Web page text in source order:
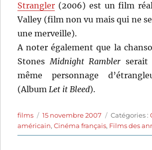
Strangler (2006) est un film
Valley (film non vu mais qui ne
une merveille).
A noter également que la
StonesMidnight Rambler serait
même personnage
(AlbumLet it Bleed).
Auteur
films
Publié
le
15 novembre 2007 Catégories
Catégories :
américain,Cinéma français, Films des